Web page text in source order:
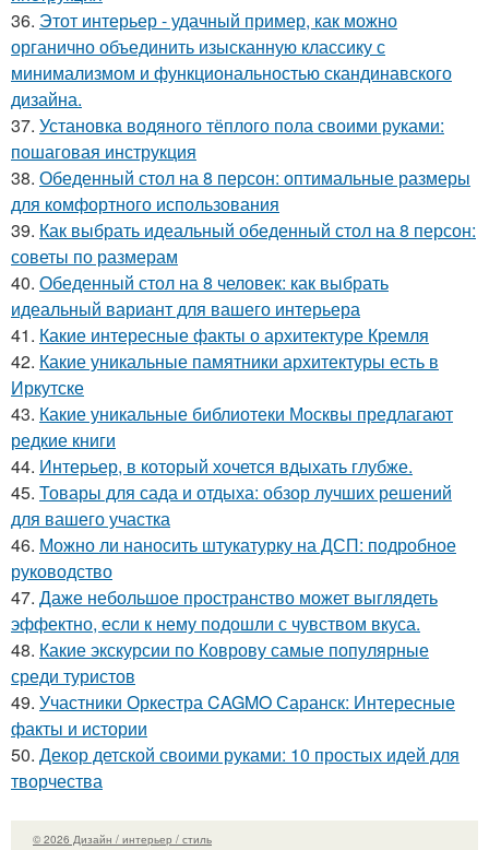
36. Этот интерьер - удачный пример, как можно
органично объединить изысканную классику с
минимализмом и функциональностью скандинавского
дизайна.
37. Установка водяного тёплого пола своими руками:
пошаговая инструкция
38. Обеденный стол на 8 персон: оптимальные размеры
для комфортного использования
39. Как выбрать идеальный обеденный стол на 8 персон:
советы по размерам
40. Обеденный стол на 8 человек: как выбрать
идеальный вариант для вашего интерьера
41. Какие интересные факты о архитектуре Кремля
42. Какие уникальные памятники архитектуры есть в
Иркутске
43. Какие уникальные библиотеки Москвы предлагают
редкие книги
44. Интерьер, в который хочется вдыхать глубже.
45. Товары для сада и отдыха: обзор лучших решений
для вашего участка
46. Можно ли наносить штукатурку на ДСП: подробное
руководство
47. Даже небольшое пространство может выглядеть
эффектно, если к нему подошли с чувством вкуса.
48. Какие экскурсии по Коврову самые популярные
среди туристов
49. Участники Оркестра CAGMO Саранск: Интересные
факты и истории
50. Декор детской своими руками: 10 простых идей для
творчества
© 2026 Дизайн / интерьер / стиль